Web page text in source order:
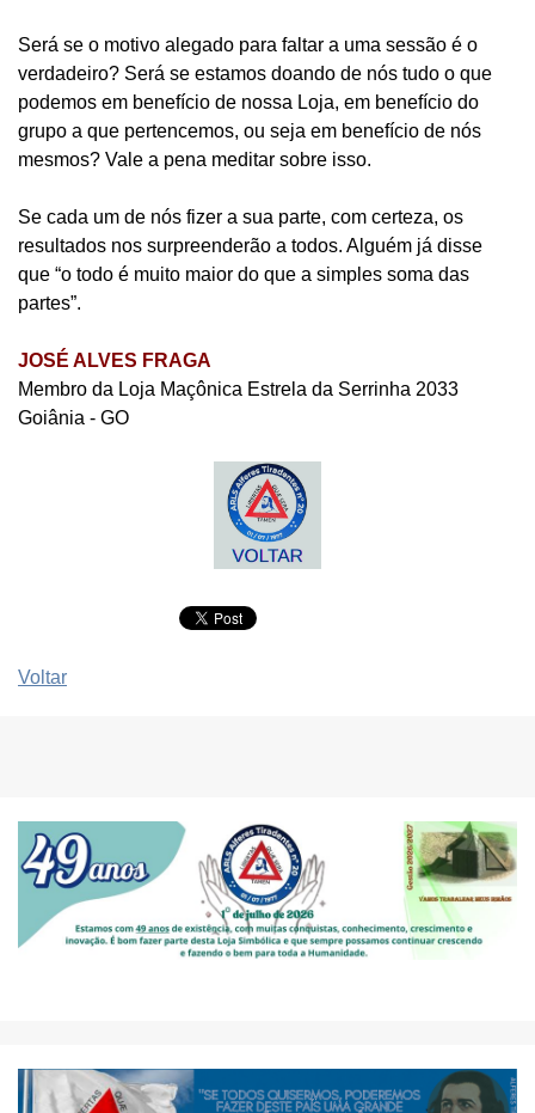
Será se o motivo alegado para faltar a uma sessão é o
verdadeiro? Será se estamos doando de nós tudo o que
podemos em benefício de nossa Loja, em benefício do
grupo a que pertencemos, ou seja em benefício de nós
mesmos? Vale a pena meditar sobre isso.
Se cada um de nós fizer a sua parte, com certeza, os
resultados nos surpreenderão a todos. Alguém já disse
que “o todo é muito maior do que a simples soma das
partes”.
JOSÉ ALVES FRAGA
Membro da Loja Maçônica Estrela da Serrinha 2033
Goiânia - GO
Voltar